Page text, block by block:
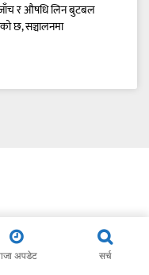
र औषधि लिन बुटबल
छ, सञ्चालनमा
अपडेट सर्च